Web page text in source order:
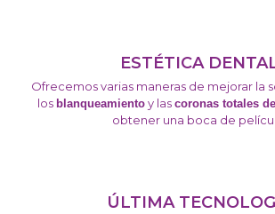
ESTÉTICA
Ofrecemos varias maneras de mejorar la
los blanqueamientoy las coronas totales
obtener una boca de
ÚLTIMA